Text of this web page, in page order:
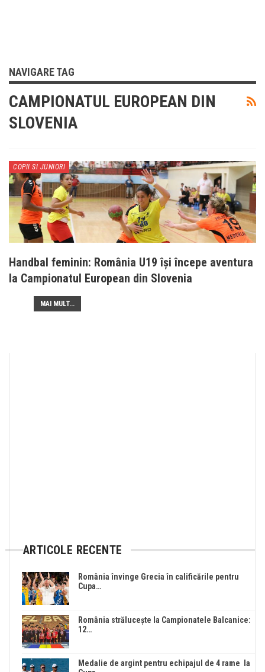
NAVIGARE TAG
CAMPIONATUL EUROPEAN DIN
SLOVENIA
COPII SI JUNIORI
Handbal feminin: România U19 își începe aventura
la Campionatul European din Slovenia
MAI MULT...
ARTICOLE RECENTE
România învinge Grecia în calificările pentru
Cupa…
România strălucește la Campionatele Balcanice:
12…
Medalie de argint pentru echipajul de 4 rame la